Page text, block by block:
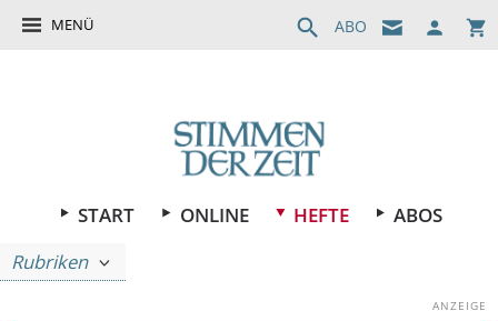
MENÜ ABO
START ONLINE HEFTE
ABOS
Rubriken